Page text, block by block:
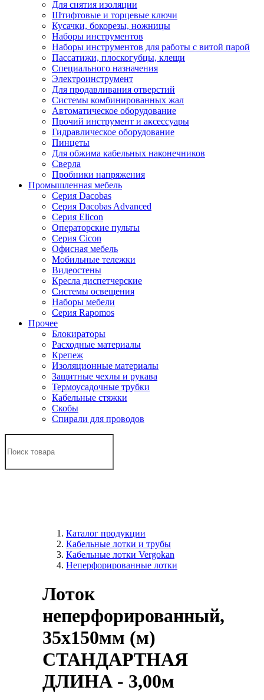
Для снятия изоляции
Штифтовые и торцевые ключи
Кусачки, бокорезы, ножницы
Наборы инструментов
Наборы инструментов для работы с витой парой
Пассатижи, плоскогубцы, клещи
Специального назначения
Электроинструмент
Для продавливания отверстий
Системы комбинированных жал
Автоматическое оборудование
Прочий инструмент и аксессуары
Гидравлическое оборудование
Пинцеты
Для обжима кабельных наконечников
Сверла
Пробники напряжения
Промышленная мебель
Серия Dacobas
Серия Dacobas Advanced
Серия Elicon
Операторские пульты
Серия Cicon
Офисная мебель
Мобильные тележки
Видеостены
Кресла диспетчерские
Системы освещения
Наборы мебели
Серия Rapomos
Прочее
Блокираторы
Расходные материалы
Крепеж
Изоляционные материалы
Защитные чехлы и рукава
Термоусадочные трубки
Кабельные стяжки
Скобы
Спирали для проводов
Каталог продукции
Кабельные лотки и трубы
Кабельные лотки Vergokan
Неперфорированные лотки
Лоток
неперфорированный,
35x150мм (м)
СТАНДАРТНАЯ
ДЛИНА - 3,00м